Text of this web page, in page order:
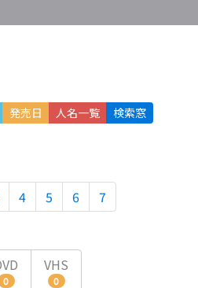
発売日 人名一覧 検索窓
4 5 6 7
0
VHS
0